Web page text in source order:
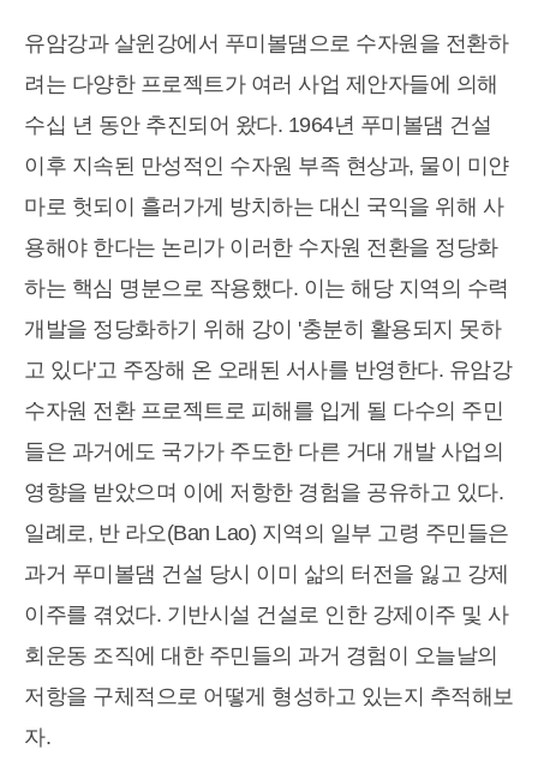
유암강과 살윈강에서 푸미볼댐으로 수자원을 전환하
려는 다양한 프로젝트가 여러 사업 제안자들에 의해
수십 년 동안 추진되어 왔다. 1964년 푸미볼댐 건설
이후 지속된 만성적인 수자원 부족 현상과, 물이 미얀
마로 헛되이 흘러가게 방치하는 대신 국익을 위해 사
용해야 한다는 논리가 이러한 수자원 전환을 정당화
하는 핵심 명분으로 작용했다. 이는 해당 지역의 수력
개발을 정당화하기 위해 강이 '충분히 활용되지 못하
고 있다'고 주장해 온 오래된 서사를 반영한다. 유암강
수자원 전환 프로젝트로 피해를 입게 될 다수의 주민
들은 과거에도 국가가 주도한 다른 거대 개발 사업의
영향을 받았으며 이에 저항한 경험을 공유하고 있다.
일례로, 반 라오(Ban Lao) 지역의 일부 고령 주민들은
과거 푸미볼댐 건설 당시 이미 삶의 터전을 잃고 강제
이주를 겪었다. 기반시설 건설로 인한 강제이주 및 사
회운동 조직에 대한 주민들의 과거 경험이 오늘날의
저항을 구체적으로 어떻게 형성하고 있는지 추적해보
자.